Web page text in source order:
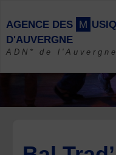
content
AGENCE DES M USIQ
D'AUVERGNE
ADN* de l'Auvergne